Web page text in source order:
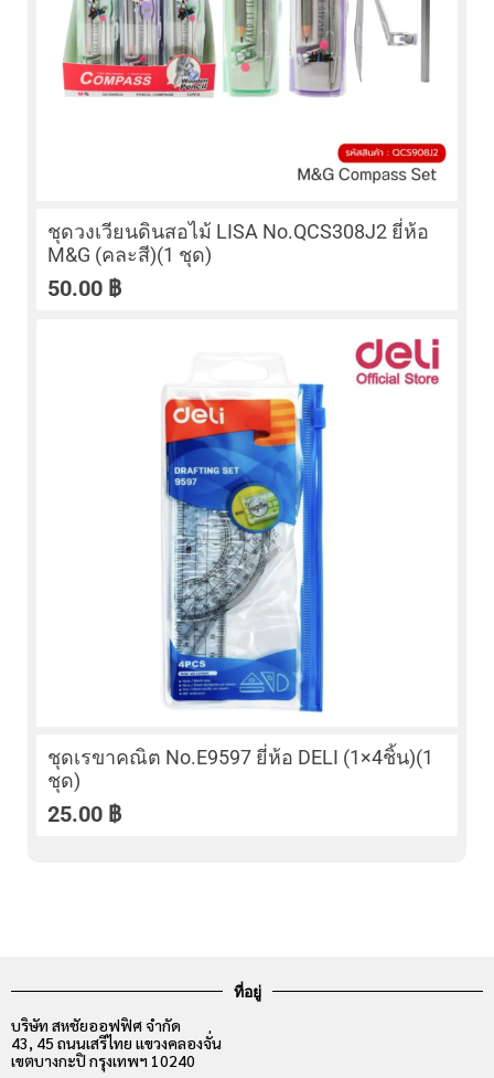
ชุดวงเวียนดินสอไม้ LISA No.QCS308J2 ยี่ห้อ
M&G (คละสี)(1 ชุด)
50.00 ฿
ชุดเรขาคณิต No.E9597 ยี่ห้อ DELI (1×4ชิ้น)(1
ชุด)
25.00 ฿
ที่อยู่
บริษัท สหชัยออฟฟิศ จำกัด
43, 45 ถนนเสรีไทย แขวงคลองจั่น
เขตบางกะปิ กรุงเทพฯ 10240